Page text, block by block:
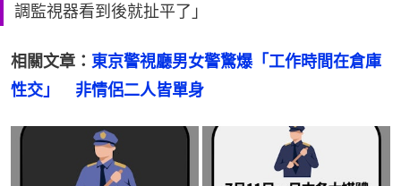
調監視器看到後就扯平了」
相關文章： 東京警視廳男女警驚爆「工作時間在倉庫
性交」　非情侶二人皆單身